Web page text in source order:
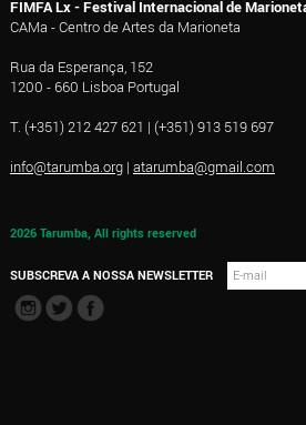
FIMFA Lx - Festival Internacional de
CAMa - Centro de Artes da Marioneta
Rua da Esperança, 152
1200 - 660 Lisboa Portugal
T. (+351) 212 427 621 | (+351) 913 519 697
info@tarumba.org| atarumba@gmail.com
2026 Tarumba, All rights reserved
SUBSCREVA A NOSSA NEWSLETTER